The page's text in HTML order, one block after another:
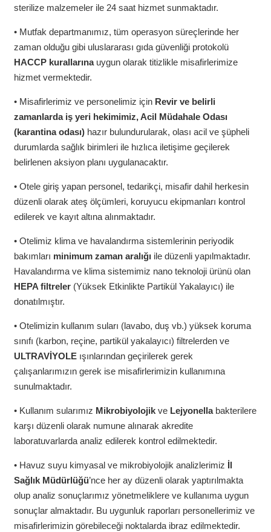
sterilize malzemeler ile 24 saat hizmet sunmaktadır.
• Mutfak departmanımız, tüm operasyon süreçlerinde her
zaman olduğu gibi uluslararası gıda güvenliği protokolü
HACCP kurallarınauygun olarak titizlikle misafirlerimize
hizmet vermektedir.
• Misafirlerimiz ve personelimiz için Revir ve belirli
zamanlarda iş yeri hekimimiz, Acil Müdahale Odası
(karantina odası)hazır bulundurularak, olası acil ve şüpheli
durumlarda sağlık birimleri ile hızlıca iletişime geçilerek
belirlenen aksiyon planı uygulanacaktır.
• Otele giriş yapan personel, tedarikçi, misafir dahil herkesin
düzenli olarak ateş ölçümleri, koruyucu ekipmanları kontrol
edilerek ve kayıt altına alınmaktadır.
• Otelimiz klima ve havalandırma sistemlerinin periyodik
bakımları minimum zaman aralığıile düzenli yapılmaktadır.
Havalandırma ve klima sistemimiz nano teknoloji ürünü olan
HEPA filtreler(Yüksek Etkinlikte Partikül Yakalayıcı) ile
donatılmıştır.
• Otelimizin kullanım suları (lavabo, duş vb.) yüksek koruma
sınıfı (karbon, reçine, partikül yakalayıcı) filtrelerden ve
ULTRAVİYOLEışınlarından geçirilerek gerek
çalışanlarımızın gerek ise misafirlerimizin kullanımına
sunulmaktadır.
• Kullanım sularımız MikrobiyolojikveLejyonellabakterilere
karşı düzenli olarak numune alınarak akredite
laboratuvarlarda analiz edilerek kontrol edilmektedir.
• Havuz suyu kimyasal ve mikrobiyolojik analizlerimiz İl
Sağlık Müdürlüğü’nce her ay düzenli olarak yaptırılmakta
olup analiz sonuçlarımız yönetmeliklere ve kullanıma uygun
sonuçlar almaktadır. Bu uygunluk raporları personellerimiz ve
misafirlerimizin görebileceği noktalarda ibraz edilmektedir.